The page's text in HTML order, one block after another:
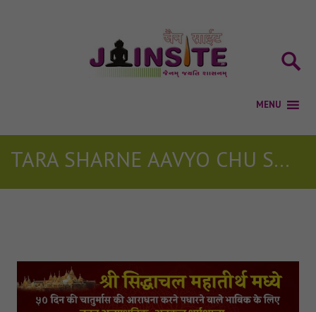
TARA SHARNE AAVYO CHU SWIKARI LE LYRICS